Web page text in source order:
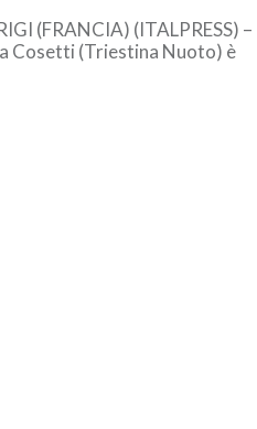
(FRANCIA) (ITALPRESS) –
Cosetti (Triestina Nuoto) è